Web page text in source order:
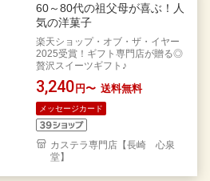
60～80代の祖父母が喜ぶ！人
気の洋菓子
楽天ショップ・オブ・ザ・イヤー
2025受賞！ギフト専門店が贈る◎
贅沢スイーツギフト♪
3,240 円〜 送料無料
メッセージカード
カステラ専門店【長崎 心泉
堂】